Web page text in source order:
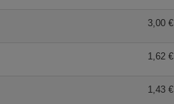
3,00 €
1,62 €
1,43 €